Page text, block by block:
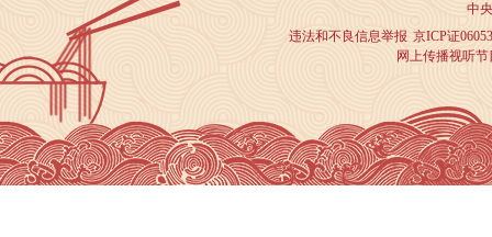
中
违法和不良信息举报 京ICP证
网上传播视听